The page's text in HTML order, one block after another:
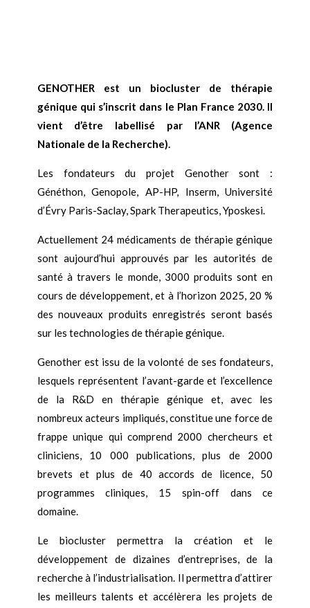
GENOTHER est un biocluster de thérapie
génique qui s’inscrit dans le Plan France 2030. Il
vient d’être labellisé par l’ANR (Agence
Nationale de la Recherche).
Les fondateurs du projet Genother sont :
Généthon, Genopole, AP-HP, Inserm, Université
d’Évry Paris-Saclay, Spark Therapeutics, Yposkesi.
Actuellement 24 médicaments de thérapie génique
sont aujourd’hui approuvés par les autorités de
santé à travers le monde, 3000 produits sont en
cours de développement, et à l’horizon 2025, 20 %
des nouveaux produits enregistrés seront basés
sur les technologies de thérapie génique.
Genother est issu de la volonté de ses fondateurs,
lesquels représentent l’avant-garde et l’excellence
de la R&D en thérapie génique et, avec les
nombreux acteurs impliqués, constitue une force de
frappe unique qui comprend 2000 chercheurs et
cliniciens, 10 000 publications, plus de 2000
brevets et plus de 40 accords de licence, 50
programmes cliniques, 15 spin-off dans ce
domaine.
Le biocluster permettra la création et le
développement de dizaines d’entreprises, de la
recherche à l’industrialisation. Il permettra d’attirer
les meilleurs talents et accélèrera les projets de